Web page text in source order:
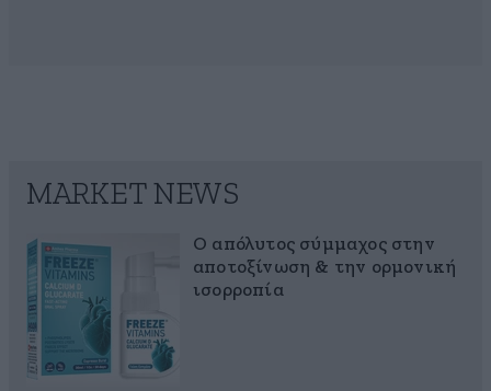
MARKET NEWS
Ο απόλυτος σύμμαχος στην
αποτοξίνωση & την ορμονική
ισορροπία